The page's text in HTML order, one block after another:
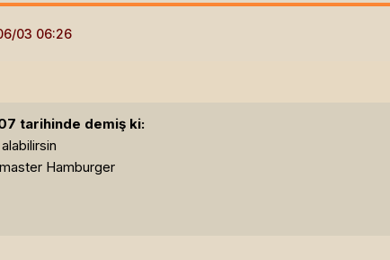
tarihinde demiş ki:
Hamburger